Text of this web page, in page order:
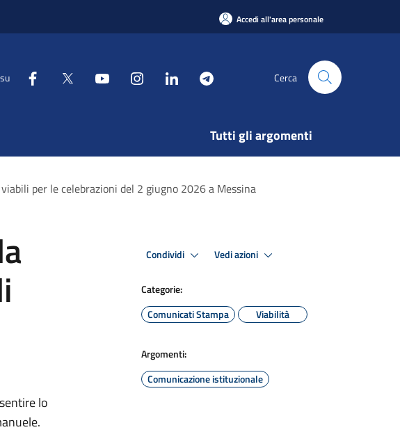
Accedi all'area personale
Cerca
Tutti gli argomenti
per le celebrazioni del 2 giugno 2026 a Messina
lo
Condividi Vedi azioni
Categorie:
Comunicati Stampa
Viabilità
Argomenti:
Comunicazione istituzionale